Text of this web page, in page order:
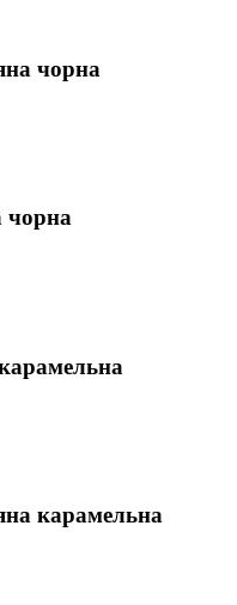
чорна
чорна
карамельна